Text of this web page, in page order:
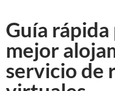
Guía
mejor
servicio de